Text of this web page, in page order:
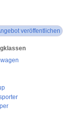
veröffentlichen